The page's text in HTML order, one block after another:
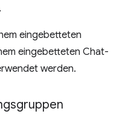
eingebetteten
eingebetteten Chat-
werden.